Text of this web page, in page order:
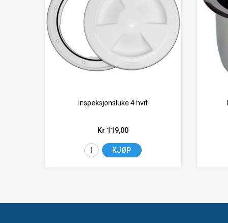
Inspeksjonsluke 4 hvit
Kr 119,00
KJØP